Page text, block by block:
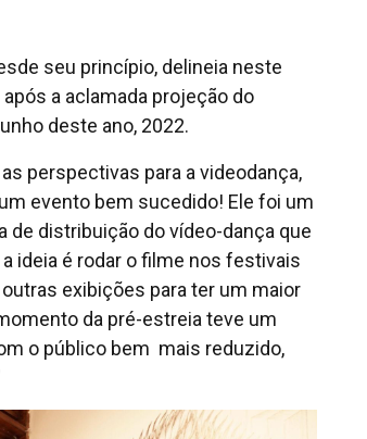
seu princípio, delineia neste
a aclamada projeção do
deste ano, 2022.
perspectivas para a videodança,
evento bem sucedido! Ele foi um
de distribuição do vídeo-dança que
ideia é rodar o filme nos festivais
exibições para ter um maior
da pré-estreia teve um
o público bem mais reduzido,